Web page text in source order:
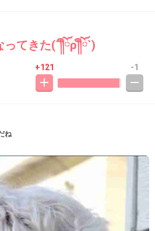
ってきた(´༎ຶོρ༎ຶོ`)
+121 -1
ね